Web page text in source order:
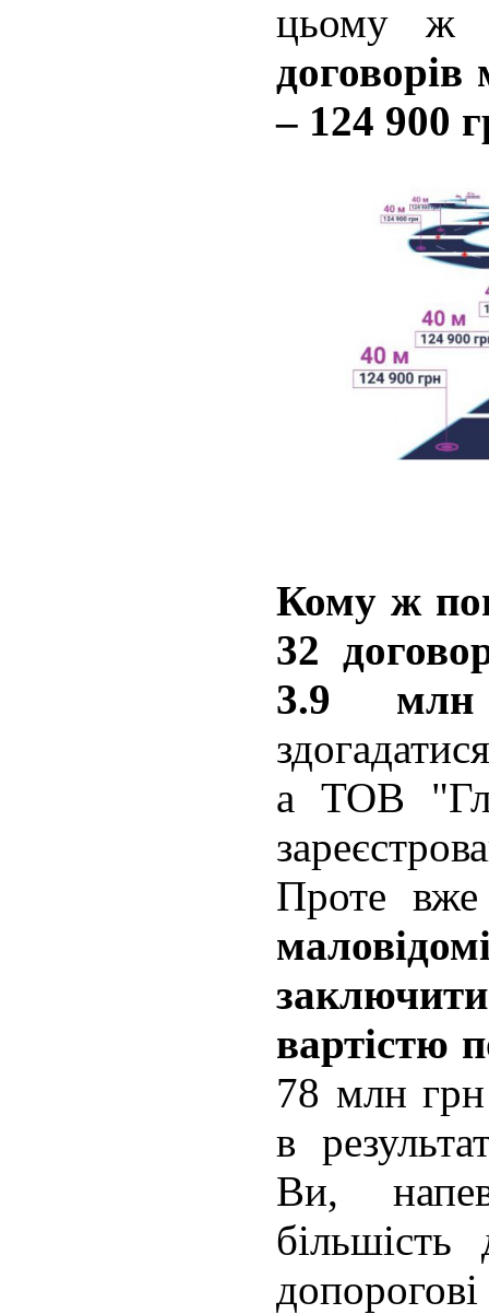
цьому ж
договорів
– 124 900
Кому ж
32
3.9
а ТОВ
Проте
вартістю
78 млн
в
Ви,
більшість